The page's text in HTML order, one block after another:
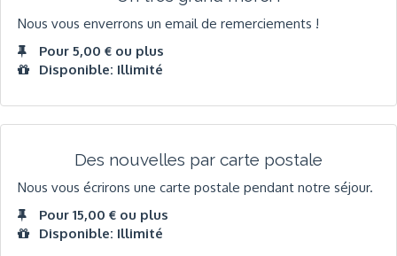
Nous vous enverrons un email de remerciements !
Pour 5,00 € ou plus
Disponible: Illimité
Des nouvelles par carte postale
Nous vous écrirons une carte postale pendant notre séjour.
Pour 15,00 € ou plus
Disponible: Illimité